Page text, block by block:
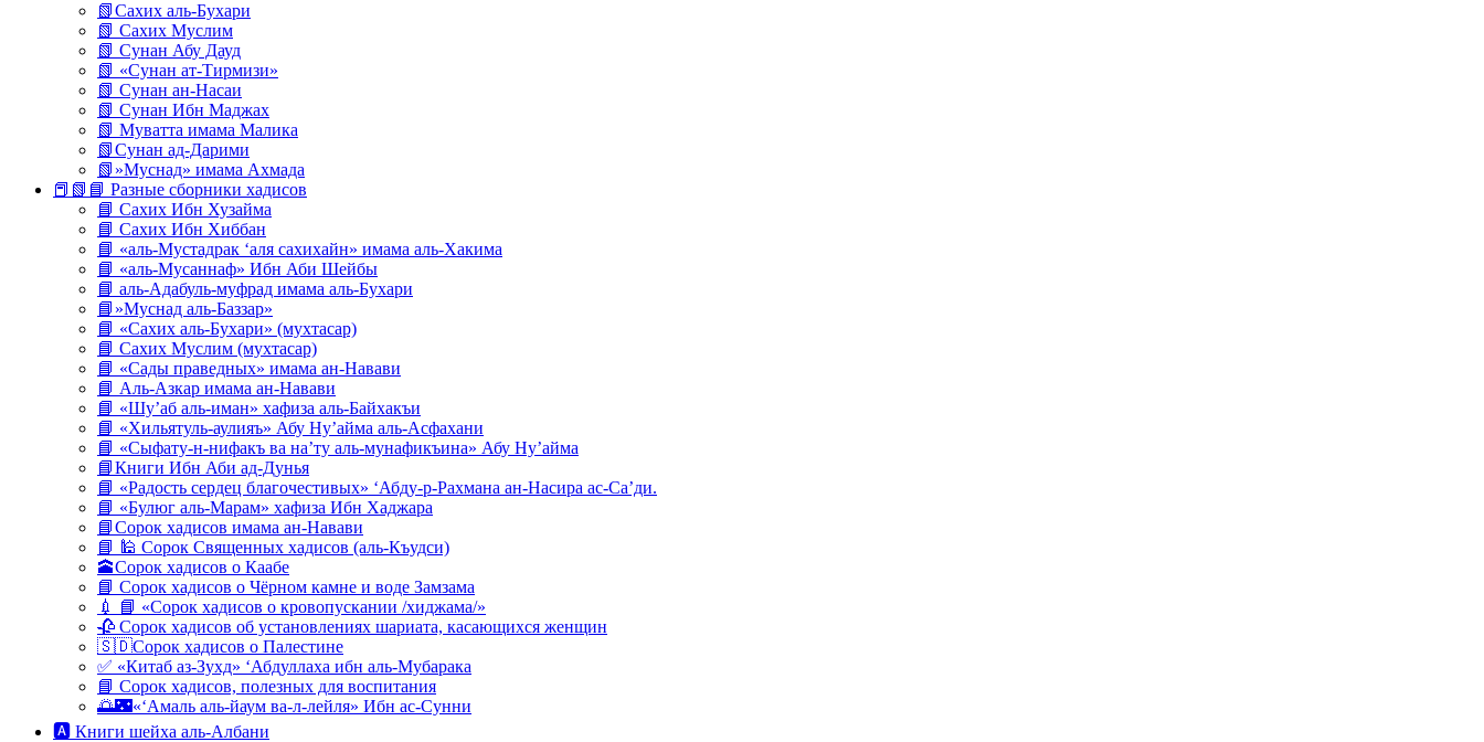
📗Сахих аль-Бухари
📗 Сахих Муслим
📗 Сунан Абу Дауд
📗 «Сунан ат-Тирмизи»
📗 Сунан ан-Насаи
📗 Сунан Ибн Маджах
📗 Муватта имама Малика
📗Сунан ад-Дарими
📗»Муснад» имама Ахмада
📕📗📘 Разные сборники хадисов
📘 Сахих Ибн Хузайма
📘 Сахих Ибн Хиббан
📘 «аль-Мустадрак ‘аля сахихайн» имама аль-Хакима
📘 «аль-Мусаннаф» Ибн Аби Шейбы
📘 аль-Адабуль-муфрад имама аль-Бухари
📘»Муснад аль-Баззар»
📘 «Сахих аль-Бухари» (мухтасар)
📘 Сахих Муслим (мухтасар)
📘 «Сады праведных» имама ан-Навави
📘 Аль-Азкар имама ан-Навави
📘 «Шу’аб аль-иман» хафиза аль-Байхакъи
📘 «Хильятуль-аулияъ» Абу Ну’айма аль-Асфахани
📘 «Сыфату-н-нифакъ ва на’ту аль-мунафикъина» Абу Ну’айма
📘Книги Ибн Аби ад-Дунья
📘 «Радость сердец благочестивых» ‘Абду-р-Рахмана ан-Насира ас-Са’ди.
📘 «Булюг аль-Марам» хафиза Ибн Хаджара
📘Сорок хадисов имама ан-Навави
📘 🕌 Сорок Священных хадисов (аль-Къудси)
🕋Сорок хадисов о Каабе
📘 Сорок хадисов о Чёрном камне и воде Замзама
💉 📘 «Сорок хадисов о кровопускании /хиджама/»
🥀 Сорок хадисов об установлениях шариата, касающихся женщин
🇸🇩Сорок хадисов о Палестине
✅ «Китаб аз-Зухд» ‘Абдуллаха ибн аль-Мубарака
📘 Сорок хадисов, полезных для воспитания
🌅🌃«‘Амаль аль-йаум ва-л-лейля» Ибн ас-Сунни
🅰 Книги шейха аль-Албани